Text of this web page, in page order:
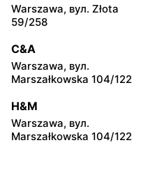
Iwierzyce, вул. Iwierzyce
152A
moje sklepy
Hyżne, вул. Hyżne 100
moje sklepy
Niebylec, вул. Niebylec 139
Warszawa, вул. Złota
59/258
C&A
Warszawa, вул.
Marszałkowska 104/122
H&M
Warszawa, вул.
Marszałkowska 104/122